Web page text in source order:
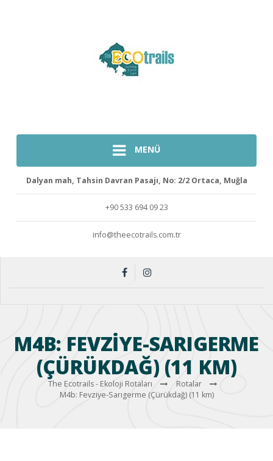
MENÜ
Dalyan mah, Tahsin Davran Pasajı, No: 2/2 Ortaca, Muğla
+90 533 694 09 23
info@theecotrails.com.tr
M4B: FEVZIYE-SARIGERME
(ÇÜRÜKDAĞ) (11 KM)
The Ecotrails - Ekoloji Rotaları
Rotalar
M4b: Fevziye-Sarıgerme (Çürükdağ) (11 km)